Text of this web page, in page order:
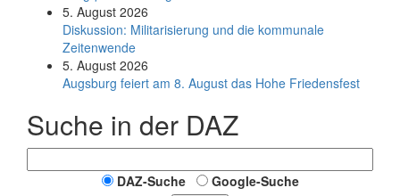
5. August 2026
Diskussion: Mi­li­ta­ri­sie­rung und die kommunale
Zeitenwende
5. August 2026
Augsburg feiert am 8. August das Hohe Friedensfest
Suche in der DAZ
DAZ-Suche
Google-Suche